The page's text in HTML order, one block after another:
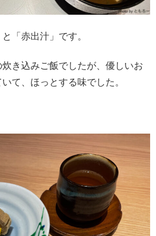
「赤出汁」です。
き込みご飯でしたが、優しいお
て、ほっとする味でした。